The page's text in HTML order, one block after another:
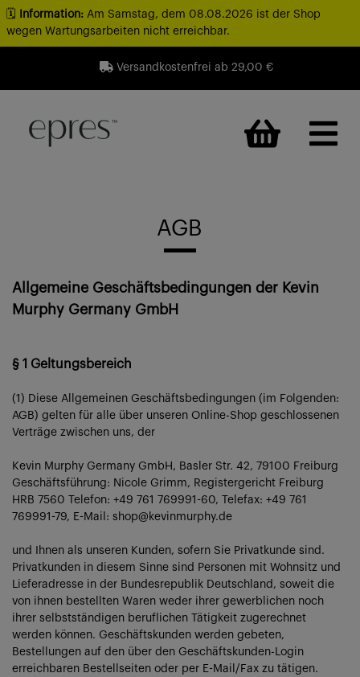
🗓️ Information: Am Samstag, dem 08.08.2026 ist der Shop
wegen Wartungsarbeiten nicht erreichbar.
Versandkostenfrei ab 29,00 €
AGB
Allgemeine Geschäftsbedingungen der Kevin
Murphy Germany GmbH
§ 1 Geltungsbereich
(1) Diese Allgemeinen Geschäftsbedingungen (im Folgenden:
AGB) gelten für alle über unseren Online-Shop geschlossenen
Verträge zwischen uns, der
Kevin Murphy Germany GmbH, Basler Str. 42, 79100 Freiburg
Geschäftsführung: Nicole Grimm, Registergericht Freiburg
HRB 7560 Telefon: +49 761 769991-60, Telefax: +49 761
769991-79, E-Mail: shop@kevinmurphy.de
und Ihnen als unseren Kunden, sofern Sie Privatkunde sind.
Privatkunden in diesem Sinne sind Personen mit Wohnsitz und
Lieferadresse in der Bundesrepublik Deutschland, soweit die
von ihnen bestellten Waren weder ihrer gewerblichen noch
ihrer selbstständigen beruflichen Tätigkeit zugerechnet
werden können. Geschäftskunden werden gebeten,
Bestellungen auf den über den Geschäftskunden-Login
erreichbaren Bestellseiten oder per E-Mail/Fax zu tätigen.